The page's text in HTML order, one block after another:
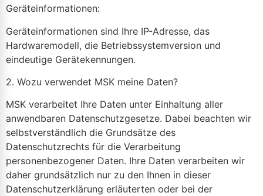
Geräteinformationen:
Geräteinformationen sind Ihre IP-Adresse, das
Hardwaremodell, die Betriebssystemversion und
eindeutige Gerätekennungen.
2. Wozu verwendet MSK meine Daten?
MSK verarbeitet Ihre Daten unter Einhaltung aller
anwendbaren Datenschutzgesetze. Dabei beachten wir
selbstverständlich die Grundsätze des
Datenschutzrechts für die Verarbeitung
personenbezogener Daten. Ihre Daten verarbeiten wir
daher grundsätzlich nur zu den Ihnen in dieser
Datenschutzerklärung erläuterten oder bei der